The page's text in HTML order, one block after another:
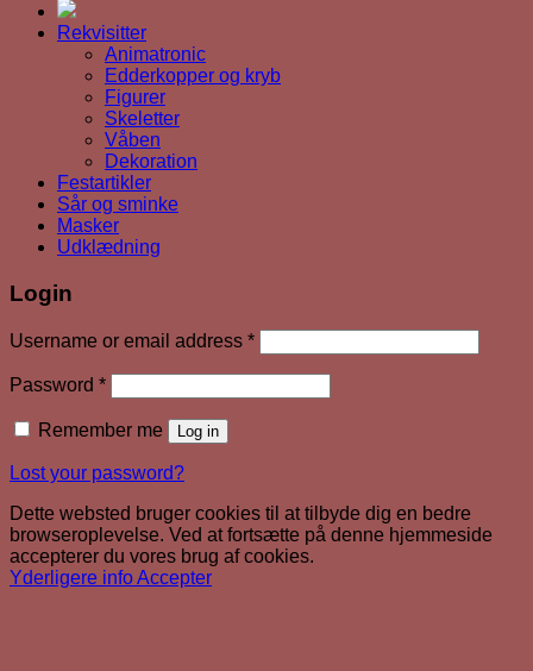
Rekvisitter
Animatronic
Edderkopper og kryb
Figurer
Skeletter
Våben
Dekoration
Festartikler
Sår og sminke
Masker
Udklædning
Login
Username or email address *Required
Password *Required
Remember me Log in
Lost your password?
Dette websted bruger cookies til at tilbyde dig en bedre
browseroplevelse. Ved at fortsætte på denne hjemmeside
accepterer du vores brug af cookies.
Yderligere infoAccepter